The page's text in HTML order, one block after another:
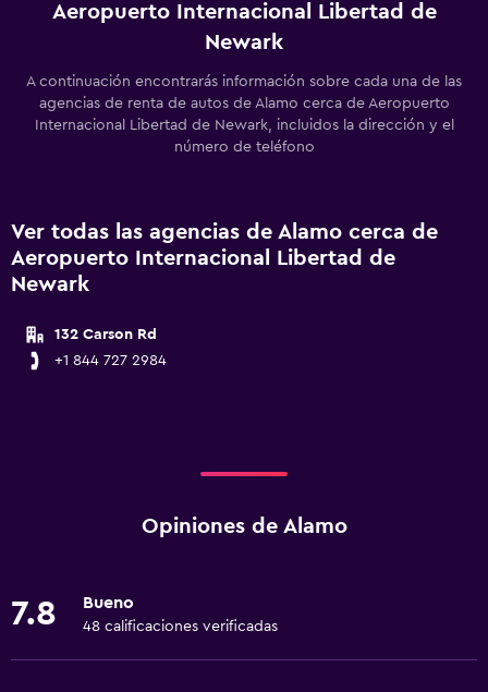
Aeropuerto Internacional Libertad de
Newark
A continuación encontrarás información sobre cada una de las
agencias de renta de autos de Alamo cerca de Aeropuerto
Internacional Libertad de Newark, incluidos la dirección y el
número de teléfono
Ver todas las agencias de Alamo cerca de
Aeropuerto Internacional Libertad de
Newark
132 Carson Rd
+1 844 727 2984
Opiniones de Alamo
7.8 Bueno
48 calificaciones verificadas